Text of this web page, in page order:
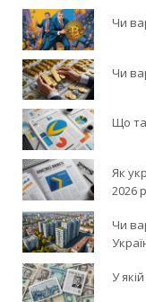
Чи
Чи
Що
Як
2026
Чи
У